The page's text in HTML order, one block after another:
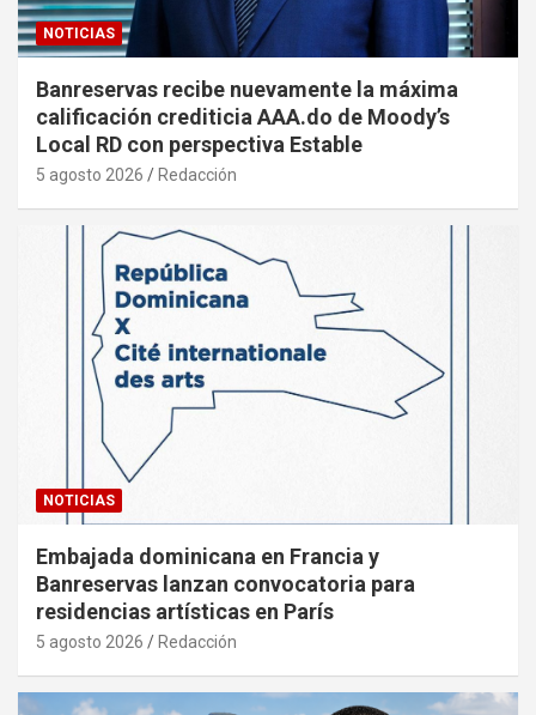
NOTICIAS
Banreservas recibe nuevamente la máxima
calificación crediticia AAA.do de Moody’s
Local RD con perspectiva Estable
5 agosto 2026 Redacción
NOTICIAS
Embajada dominicana en Francia y
Banreservas lanzan convocatoria para
residencias artísticas en París
5 agosto 2026 Redacción